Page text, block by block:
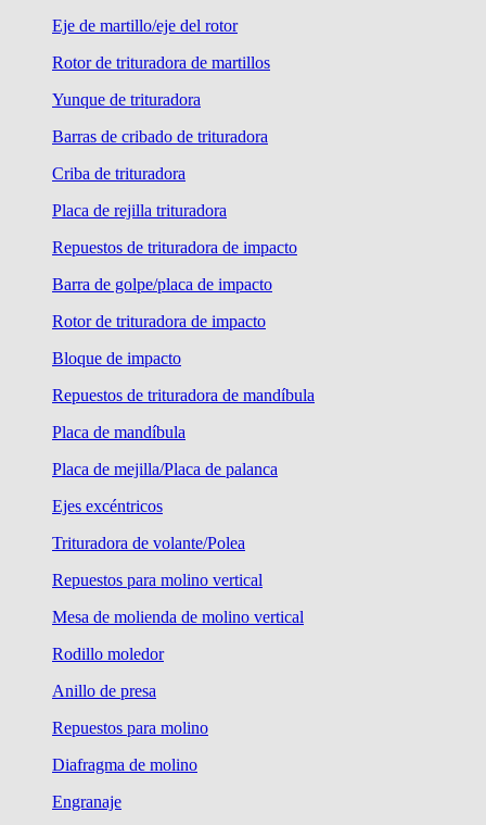
Eje de martillo/eje del rotor
Rotor de trituradora de martillos
Yunque de trituradora
Barras de cribado de trituradora
Criba de trituradora
Placa de rejilla trituradora
Repuestos de trituradora de impacto
Barra de golpe/placa de impacto
Rotor de trituradora de impacto
Bloque de impacto
Repuestos de trituradora de mandíbula
Placa de mandíbula
Placa de mejilla/Placa de palanca
Ejes excéntricos
Trituradora de volante/Polea
Repuestos para molino vertical
Mesa de molienda de molino vertical
Rodillo moledor
Anillo de presa
Repuestos para molino
Diafragma de molino
Engranaje